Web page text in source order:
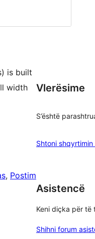
is built
width
, Postim
Vlerësime
S’është
Shtoni shqyrtimin
Asistencë
Keni diçka për të
Shihni forum